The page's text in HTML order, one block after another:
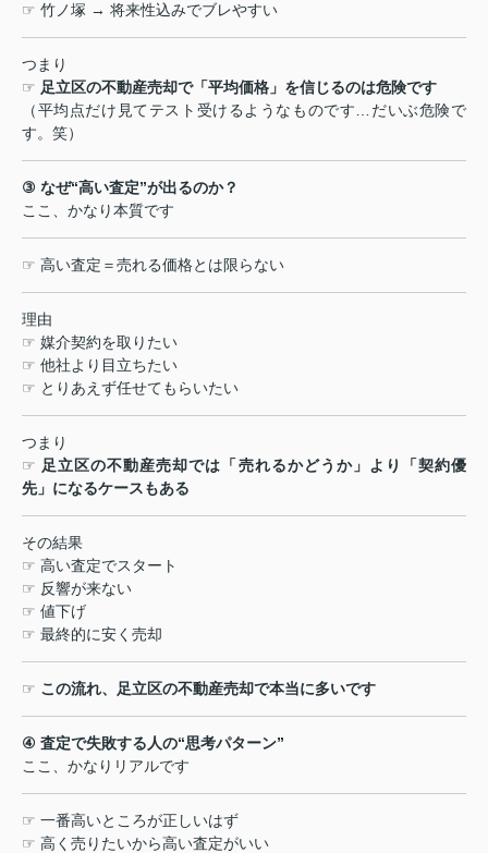
☞ 竹ノ塚 → 将来性込みでブレやすい
つまり
☞ 足立区の不動産売却で「平均価格」を信じるのは危険です
（平均点だけ見てテスト受けるようなものです
だいぶ危険で
す。笑）
③ なぜ“高い査定”が出るのか？
ここ、かなり本質です
☞ 高い査定＝売れる価格とは限らない
理由
☞ 媒介契約を取りたい
☞ 他社より目立ちたい
☞ とりあえず任せてもらいたい
つまり
☞ 足立区の不動産売却では「売れるかどうか」より「契約優
先」になるケースもある
その結果
☞ 高い査定でスタート
☞ 反響が来ない
☞ 値下げ
☞ 最終的に安く売却
☞ この流れ、足立区の不動産売却で本当に多いです
④ 査定で失敗する人の“思考パターン”
ここ、かなりリアルです
☞ 一番高いところが正しいはず
☞ 高く売りたいから高い査定がいい